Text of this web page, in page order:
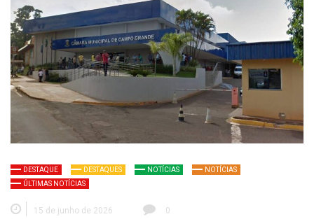
DESTAQUE DESTAQUES NOTÍCIAS
NOTÍCIAS
ÚLTIMAS NOTÍCIAS
15 de junho de 2026 0